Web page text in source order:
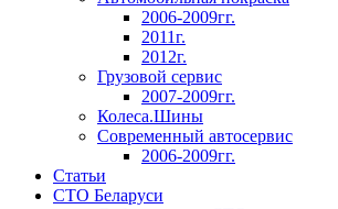
2006-2009гг.
2011г.
2012г.
Грузовой сервис
2007-2009гг.
Колеса.Шины
Современный автосервис
2006-2009гг.
Статьи
СТО Беларуси